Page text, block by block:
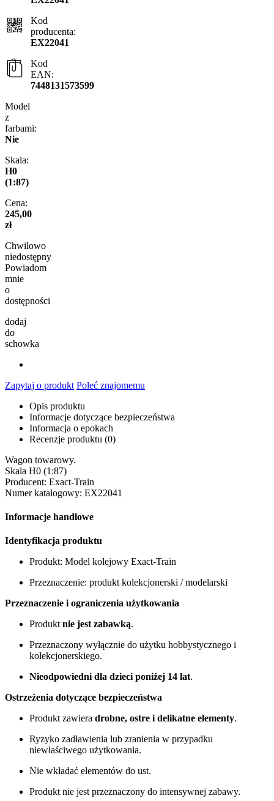
Kod
producenta:
EX22041
Kod
EAN:
7448131573599
Model
z
farbami:
Nie
Skala:
H0
(1:87)
Cena:
245,00
zł
Chwilowo
niedostępny
Powiadom
mnie
o
dostępności
dodaj
do
schowka
Zapytaj o produkt Poleć znajomemu
Opis produktu
Informacje dotyczące bezpieczeństwa
Informacja o epokach
Recenzje produktu (0)
Wagon towarowy.
Skala H0 (1:87)
Producent: Exact-Train
Numer katalogowy: EX22041
Informacje handlowe
Identyfikacja produktu
Produkt: Model kolejowy Exact-Train
Przeznaczenie: produkt kolekcjonerski / modelarski
Przeznaczenie i ograniczenia użytkowania
Produkt nie jest zabawką.
Przeznaczony wyłącznie do użytku hobbystycznego i
kolekcjonerskiego.
Nieodpowiedni dla dzieci poniżej 14 lat.
Ostrzeżenia dotyczące bezpieczeństwa
Produkt zawiera drobne, ostre i delikatne elementy.
Ryzyko zadławienia lub zranienia w przypadku
niewłaściwego użytkowania.
Nie wkładać elementów do ust.
Produkt nie jest przeznaczony do intensywnej zabawy.